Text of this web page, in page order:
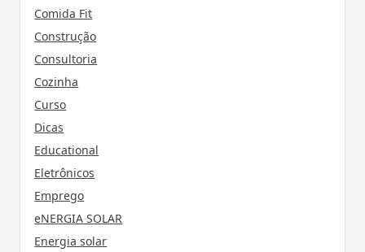
Comida Fit
Construção
Consultoria
Cozinha
Curso
Dicas
Educational
Eletrônicos
Emprego
eNERGIA SOLAR
Energia solar